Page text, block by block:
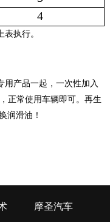
4
执行。
用产品一起，一次性加入
正常使用车辆即可。再生
润滑油！
摩圣汽车